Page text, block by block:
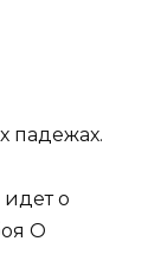
падежах.
о
О